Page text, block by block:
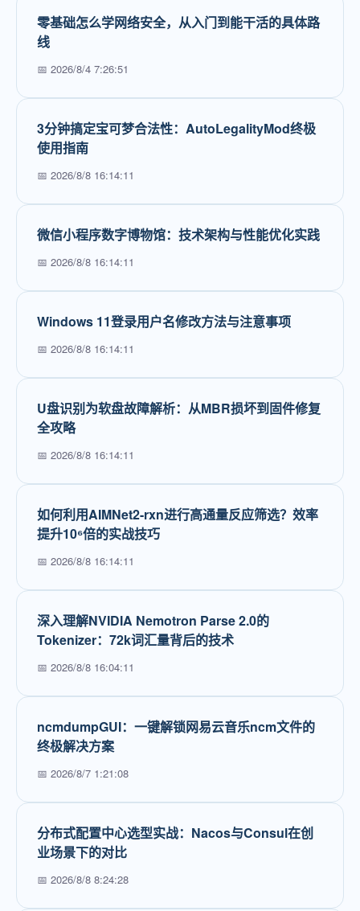
零基础怎么学网络安全，从入门到能干活的具体路
线
📅 2026/8/4 7:26:51
3分钟搞定宝可梦合法性：AutoLegalityMod终极
使用指南
📅 2026/8/8 16:14:11
微信小程序数字博物馆：技术架构与性能优化实践
📅 2026/8/8 16:14:11
Windows 11登录用户名修改方法与注意事项
📅 2026/8/8 16:14:11
U盘识别为软盘故障解析：从MBR损坏到固件修复
全攻略
📅 2026/8/8 16:14:11
如何利用AIMNet2-rxn进行高通量反应筛选？效率
提升10⁶倍的实战技巧
📅 2026/8/8 16:14:11
深入理解NVIDIA Nemotron Parse 2.0的
Tokenizer：72k词汇量背后的技术
📅 2026/8/8 16:04:11
ncmdumpGUI：一键解锁网易云音乐ncm文件的
终极解决方案
📅 2026/8/7 1:21:08
分布式配置中心选型实战：Nacos与Consul在创
业场景下的对比
📅 2026/8/8 8:24:28